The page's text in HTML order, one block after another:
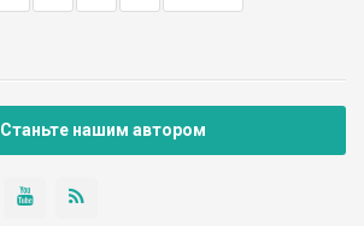
Станьте нашим автором